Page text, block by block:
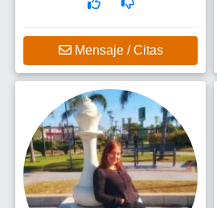
Mensaje / Citas